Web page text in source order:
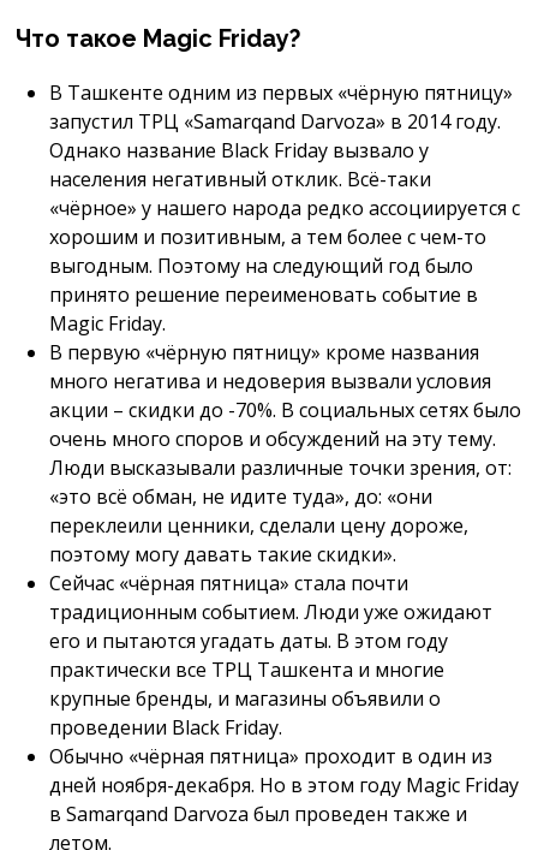
Что такое Magic Friday?
В Ташкенте одним из первых «чёрную пятницу»
запустил ТРЦ «Samarqand Darvoza» в 2014 году.
Однако название Black Friday вызвало у
населения негативный отклик. Всё-таки
«чёрное» у нашего народа редко ассоциируется с
хорошим и позитивным, а тем более с чем-то
выгодным. Поэтому на следующий год было
принято решение переименовать событие в
Magic Friday.
В первую «чёрную пятницу» кроме названия
много негатива и недоверия вызвали условия
акции – скидки до -70%. В социальных сетях было
очень много споров и обсуждений на эту тему.
Люди высказывали различные точки зрения, от:
«это всё обман, не идите туда», до: «они
переклеили ценники, сделали цену дороже,
поэтому могу давать такие скидки».
Сейчас «чёрная пятница» стала почти
традиционным событием. Люди уже ожидают
его и пытаются угадать даты. В этом году
практически все ТРЦ Ташкента и многие
крупные бренды, и магазины объявили о
проведении Black Friday.
Обычно «чёрная пятница» проходит в один из
дней ноября-декабря. Но в этом году Magic Friday
в Samarqand Darvoza был проведен также и
летом.